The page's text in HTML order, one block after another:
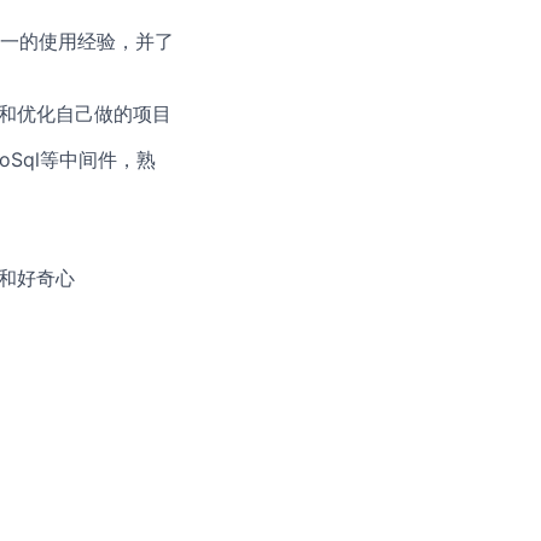
的使用经验，并了
优化自己做的项目
等中间件，熟
好奇心